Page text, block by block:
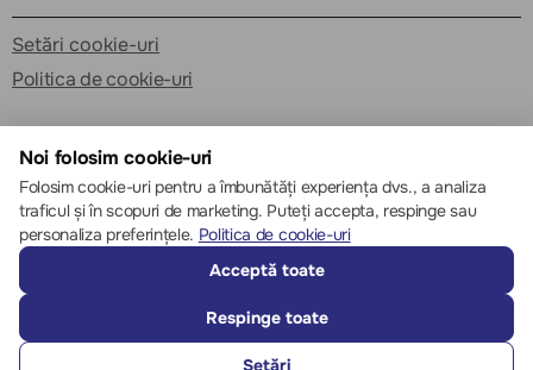
Setări cookie-uri
Politica de cookie-uri
© 2013 – 2026 ECOM
Noi folosim cookie-uri
Folosim cookie-uri pentru a îmbunătăți experiența dvs., a analiza
traficul și în scopuri de marketing. Puteți accepta, respinge sau
personaliza preferințele. Politica de cookie-uri
Acceptă toate
Respinge toate
Setări